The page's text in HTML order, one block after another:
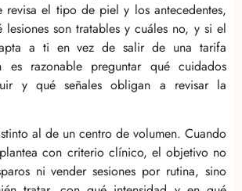
revisa el tipo de piel y los antecedentes,
son tratables y cuáles no, y si el
a ti en vez de salir de una tarifa
es razonable preguntar qué cuidados
y qué señales obligan a revisar la
al de un centro de volumen. Cuando
con criterio clínico, el objetivo no
ni vender sesiones por rutina, sino